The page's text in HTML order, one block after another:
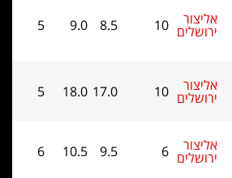
10
8.5
9.0
5
10
17.0
18.0
5
6
9.5
10.5
6